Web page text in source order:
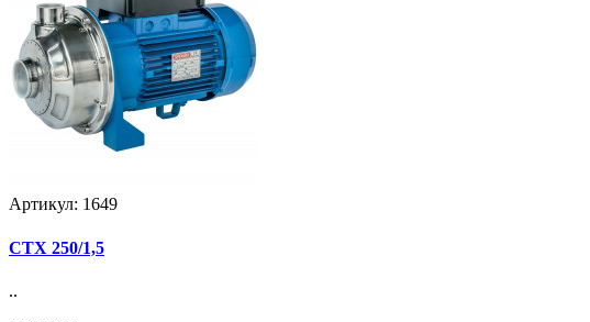
Артикул: 1649
CTX 250/1,5
..